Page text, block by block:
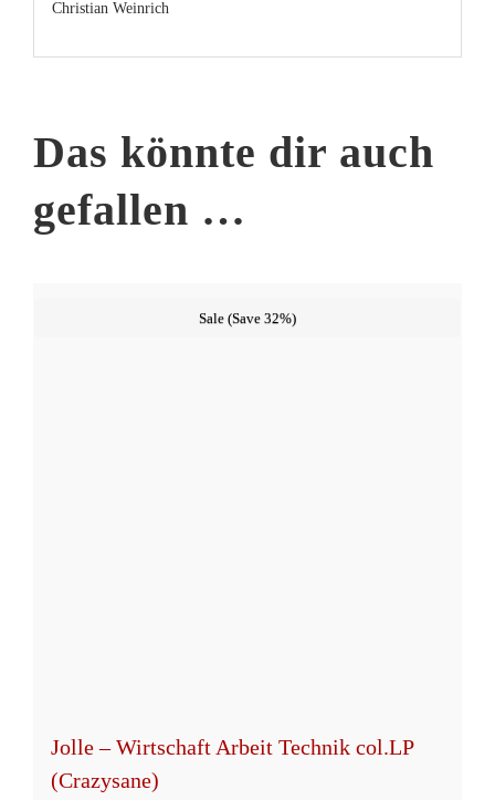
Christian Weinrich
Das könnte dir auch
gefallen …
Sale (Save 32%)
Jolle – Wirtschaft Arbeit Technik col.LP
(Crazysane)